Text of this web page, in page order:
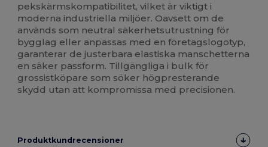
pekskärmskompatibilitet, vilket är viktigt i
moderna industriella miljöer. Oavsett om de
används som neutral säkerhetsutrustning för
bygglag eller anpassas med en företagslogotyp,
garanterar de justerbara elastiska manschetterna
en säker passform. Tillgängliga i bulk för
grossistköpare som söker högpresterande
skydd utan att kompromissa med precisionen.
Produktkundrecensioner